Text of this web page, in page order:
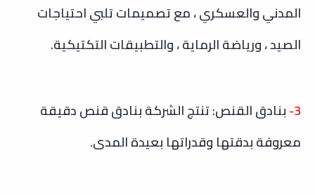
المدني والعسكري ، مع تصميمات تلبي احتياجات
الصيد ، ورياضة الرماية ، والتطبيقات التكتيكية.
3- بنادق القنص: تنتج الشركة بنادق قنص دقيقة
معروفة بدقتها وقدراتها بعيدة المدى.